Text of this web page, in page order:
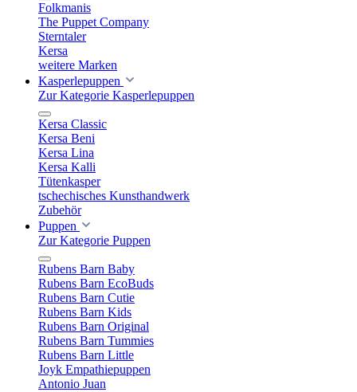
Folkmanis
The Puppet Company
Sterntaler
Kersa
weitere Marken
Kasperlepuppen
Zur Kategorie Kasperlepuppen
Kersa Classic
Kersa Beni
Kersa Lina
Kersa Kalli
Tütenkasper
tschechisches Kunsthandwerk
Zubehör
Puppen
Zur Kategorie Puppen
Rubens Barn Baby
Rubens Barn EcoBuds
Rubens Barn Cutie
Rubens Barn Kids
Rubens Barn Original
Rubens Barn Tummies
Rubens Barn Little
Joyk Empathiepuppen
Antonio Juan